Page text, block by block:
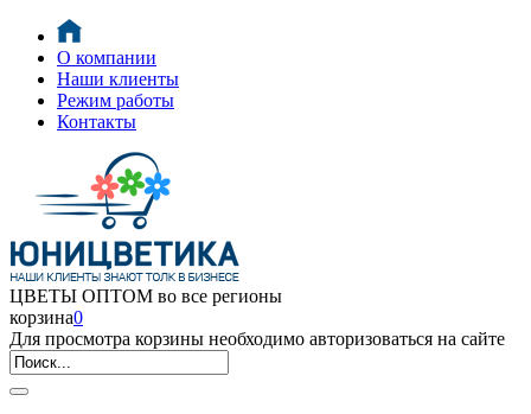
О компании
Наши клиенты
Режим работы
Контакты
ЦВЕТЫ ОПТОМ во все регионы
корзина0
Для просмотра корзины необходимо авторизоваться на сайте